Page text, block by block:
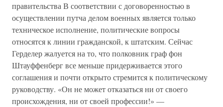
правительства В соответствии с договоренностью в
осуществлении путча делом военных является только
техническое исполнение, политические вопросы
относятся к линии гражданской, к штатским. Сейчас
Герделер жалуется на то, что полковник граф фон
Штауффенберг все меньше придерживается этого
соглашения и почти открыто стремится к политическому
руководству. «Он не может отказаться ни от своего
происхождения, ни от своей профессии!» —